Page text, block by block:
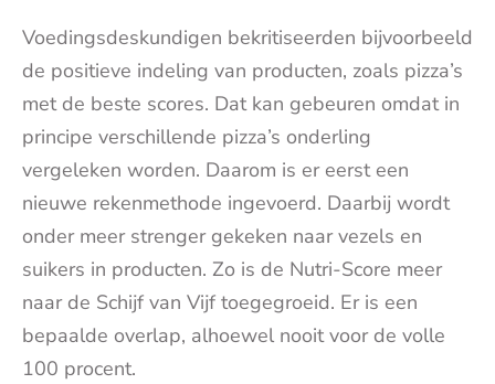
Voedingsdeskundigen bekritiseerden bijvoorbeeld
de positieve indeling van producten, zoals pizza’s
met de beste scores. Dat kan gebeuren omdat in
principe verschillende pizza’s onderling
vergeleken worden. Daarom is er eerst een
nieuwe rekenmethode ingevoerd. Daarbij wordt
onder meer strenger gekeken naar vezels en
suikers in producten. Zo is de Nutri-Score meer
naar de Schijf van Vijf toegegroeid. Er is een
bepaalde overlap, alhoewel nooit voor de volle
100 procent.